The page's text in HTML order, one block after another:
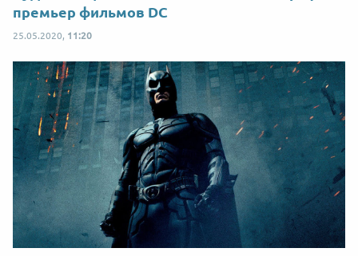
премьер фильмов DC
25.05.2020, 11:20